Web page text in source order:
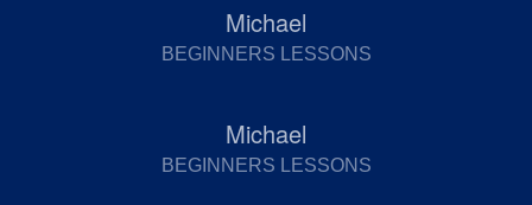
Michael
BEGINNERS LESSONS
Michael
BEGINNERS LESSONS